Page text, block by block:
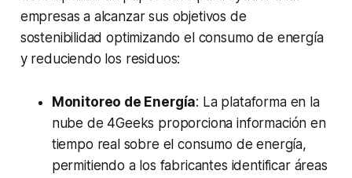
empresas a alcanzar sus objetivos de
sostenibilidad optimizando el consumo de energía
y reduciendo los residuos:
Monitoreo de Energía: La plataforma en la
nube de 4Geeks proporciona información en
tiempo real sobre el consumo de energía,
permitiendo a los fabricantes identificar áreas